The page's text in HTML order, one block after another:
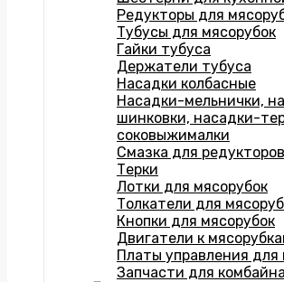
Редукторы для
Тубусы для мясорубок
Гайки тубуса
Держатели тубуса
Насадки колбасные
Насадки-мельнички,
шинковки, насадки-
соковыжималки
Смазка для редукторов
Терки
Лотки для мясорубок
Толкатели для
Кнопки для мясорубок
Двигатели к
Платы управления для
Запчасти для